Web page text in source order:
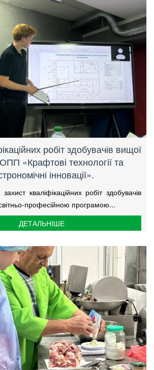
робіт здобувачів вищої
«Крафтові технології та
інновації».
кваліфікаційних робіт здобувачів
професійною програмою...
ДЕТАЛЬНІШЕ